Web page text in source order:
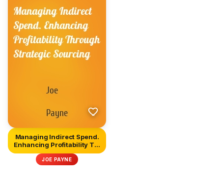
Managing Indirect Spend.
Enhancing Profitability T...
JOE PAYNE